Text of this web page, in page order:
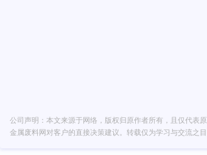
公司声明：本文来源于网络，版权归原作者所有，且仅代表
金属废料网对客户的直接决策建议。转载仅为学习与交流之